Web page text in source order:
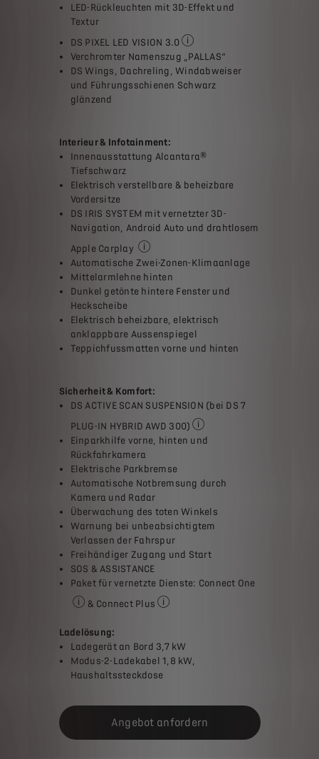
SUSPENSION scannt mit der oben an der Windschutzscheibe
angebrachten Kameras beim Manövrieren zur Darstellung der
LED-Rückleuchten mit 3D-Effekt und
Textur
DS PIXEL LED VISION 3.0
Die intelligenten
Verchromter Namenszug „PALLAS“
DS Wings, Dachreling, Windabweiser
und Führungsschienen Schwarz
glänzend
Interieur & Infotainment:
Innenausstattung Alcantara®
Tiefschwarz
Elektrisch verstellbare & beheizbare
Vordersitze
DS IRIS SYSTEM mit vernetzter 3D-
Navigation, Android Auto und drahtlosem
Apple Carplay
DS IRIS SYSTEM ist unser intuitives,
Automatische Zwei-Zonen-Klimaanlage
Mittelarmlehne hinten
Dunkel getönte hintere Fenster und
Heckscheibe
Elektrisch beheizbare, elektrisch
anklappbare Aussenspiegel
Teppichfussmatten vorne und hinten
Sicherheit & Komfort:
DS ACTIVE SCAN SUSPENSION (bei DS 7
PLUG-IN HYBRID AWD 300)
DS ACTIVE SCAN
Einparkhilfe vorne, hinten und
Rückfahrkamera
Elektrische Parkbremse
Automatische Notbremsung durch
Kamera und Radar
Überwachung des toten Winkels
Warnung bei unbeabsichtigtem
Verlassen der Fahrspur
Freihändiger Zugang und Start
SOS & ASSISTANCE
Paket für vernetzte Dienste: Connect One
& Connect Plus
Ladelösung:
Ladegerät an Bord 3,7 kW
Modus-2-Ladekabel 1,8 kW,
Haushaltssteckdose
Angebot anfordern